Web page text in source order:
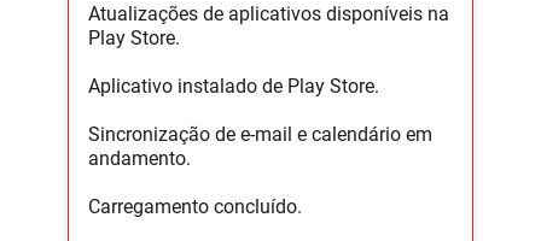
Atualizações de aplicativos disponíveis na
Play Store.
Aplicativo instalado de Play Store.
Sincronização de e-mail e calendário em
andamento.
Carregamento concluído.